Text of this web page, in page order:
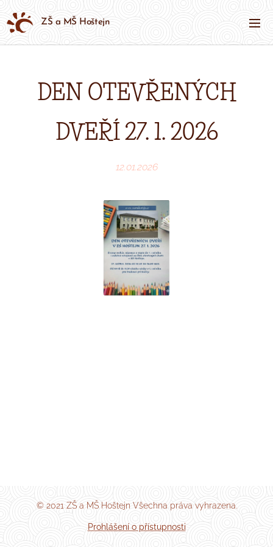
ZŠ a MŠ Hoštejn
DEN OTEVŘENÝCH
DVEŘÍ 27. 1. 2026
12.01.2026
© 2021 ZŠ a MŠ Hoštejn Všechna práva vyhrazena.
Prohlášení o přístupnosti